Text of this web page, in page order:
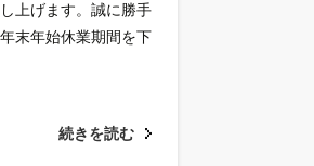
上げます。誠に勝手
末年始休業期間を下
続きを読む